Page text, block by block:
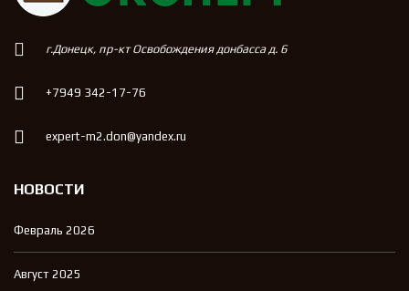
г.Донецк, пр-кт Освобождения донбасса д. 6
+7949 342-17-76
expert-m2.don@yandex.ru
НОВОСТИ
Февраль 2026
Август 2025